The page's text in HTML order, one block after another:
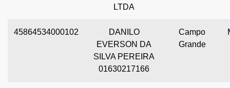
LTDA
45864534000102
DANILO
EVERSON DA
SILVA PEREIRA
01630217166
Campo
Grande